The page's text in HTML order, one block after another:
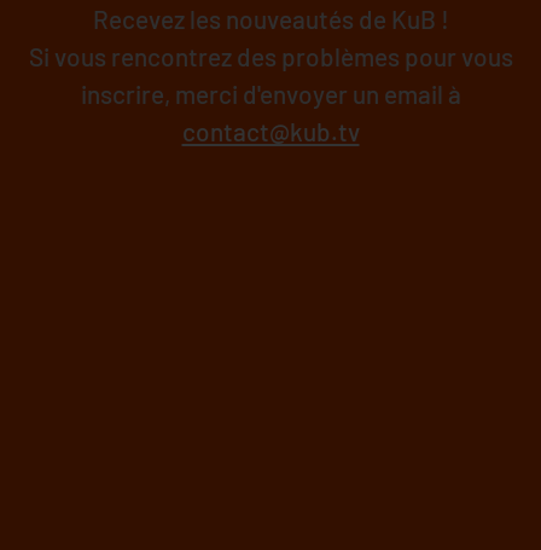
Recevez les nouveautés de KuB !
Si vous rencontrez des problèmes pour vous
inscrire, merci d'envoyer un email à
contact@kub.tv